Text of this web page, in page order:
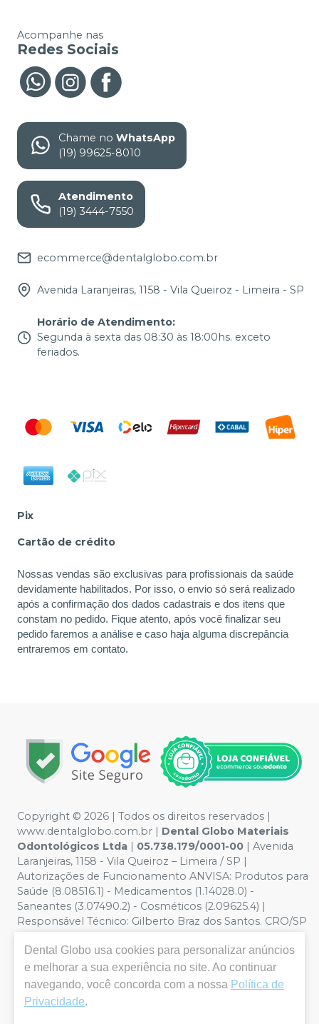
Acompanhe nas
Redes Sociais
Chame no WhatsApp
(19) 99625-8010
Atendimento
(19) 3444-7550
ecommerce@dentalglobo.com.br
Avenida Laranjeiras, 1158 - Vila Queiroz - Limeira - SP
Horário de Atendimento:
Segunda à sexta das 08:30 às 18:00hs. exceto
feriados.
Pix
Cartão de crédito
Nossas vendas são exclusivas para profissionais da saúde
devidamente habilitados. Por isso, o envio só será realizado
após a confirmação dos dados cadastrais e dos itens que
constam no pedido. Fique atento, após você finalizar seu
pedido faremos a análise e caso haja alguma discrepância
entraremos em contato.
Copyright © 2026 | Todos os direitos reservados |
www.dentalglobo.com.br | Dental Globo Materiais
Odontológicos Ltda | 05.738.179/0001-00 | Avenida
Laranjeiras, 1158 - Vila Queiroz – Limeira / SP |
Autorizações de Funcionamento ANVISA: Produtos para
Saúde (8.08516.1) - Medicamentos (1.14028.0) -
Saneantes (3.07490.2) - Cosméticos (2.09625.4) |
Responsável Técnico: Gilberto Braz dos Santos. CRO/SP
meramente ilustrativas - Os preços e condições da loja
virtual estão sujeitos a alterações. Em caso de
divergência de preços no site, o valor válido é o do
Carrinho de Compra. Não vendemos por atacado por
isso nos reservamos o direito de não atender compras
Dental Globo usa cookies para personalizar anúncios
e melhorar a sua experiência no site. Ao continuar
navegando, você concorda com a nossa Política de
Privacidade.